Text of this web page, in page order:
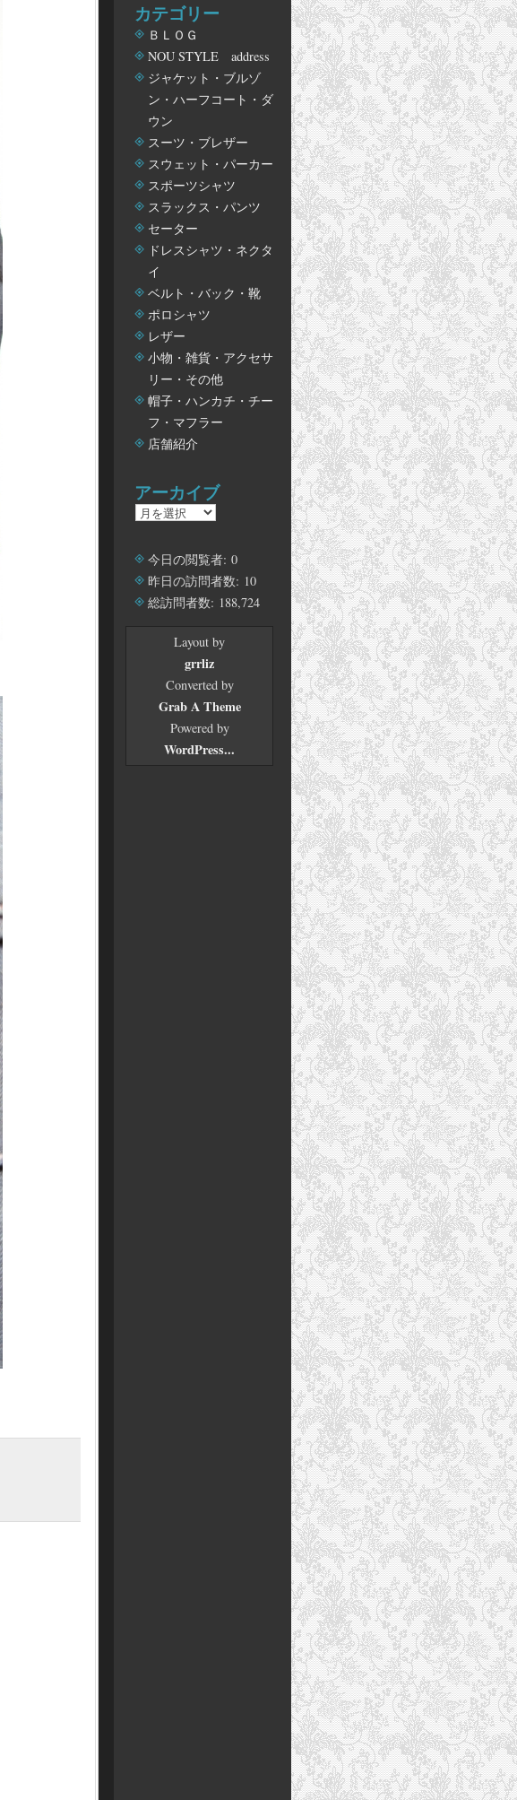
カテゴリー
ＢＬＯＧ
NOU STYLE address
ジャケット・ブルゾ
ン・ハーフコート・ダ
ウン
スーツ・ブレザー
スウェット・パーカー
スポーツシャツ
スラックス・パンツ
セーター
ドレスシャツ・ネクタ
イ
ベルト・バック・靴
ポロシャツ
レザー
小物・雑貨・アクセサ
リー・その他
帽子・ハンカチ・チー
フ・マフラー
店舗紹介
アーカイブ
ア
カ
イ
ブ
今日の閲覧者: 0
昨日の訪問者数: 10
総訪問者数: 188,724
Layout by
grrliz
Converted by
Grab A Theme
Powered by
WordPress...